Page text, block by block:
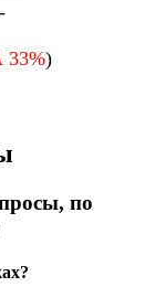
)
по